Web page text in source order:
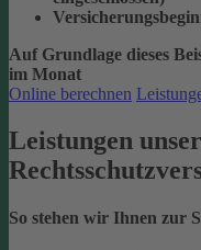
Auf Grundlage dieses
im Monat
Online berechnen
Leistungen
So stehen wir Ihnen zur